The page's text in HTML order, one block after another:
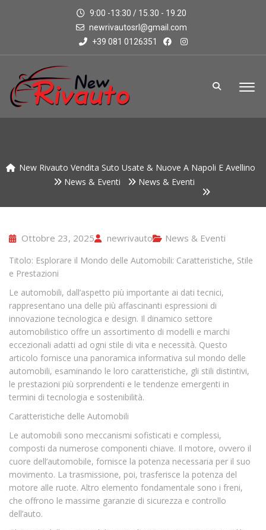
9:00 -13:30 / 15.30 - 19.20
newrivautosrl@gmail.com
+39 081 0126351
New Rivauto Vendita Suto Usate & Nuove A Napoli E Avellino
News & Eventi
News & Eventi
Ottobre 23, 2025 newrivauto News & Eventi
Titolo: Esplorare il Mondo delle Automobili: Caratteristiche, Stile
e Prestazioni
Le automobili, dall’aspetto più importante ai dati tecnici,
rappresentano una delle più affascinanti espressioni di
innovazione tecnologica e design. Il dinamico settore
automobilistico offre un assortimento di modelli e marchi
eccezionali adatti ad ogni stile di vita e necessità. Questo
articolo fornisce una panoramica informativa sul mondo delle
automobili, esaminando le loro caratteristiche, gli stili distintivi,
le prestazioni più sorprendenti e le tendenze emergenti in
termini di tecnologia e sostenibilità.
Caratteristiche delle Automobili
Le automobili sono meccanismi sofisticati e complessi,
composti da numerose componenti chiave. Il motore, ovvero il
cuore dell’automobile, fornisce la potenza necessaria per il suo
movimento. La trasmissione, poi, trasferisce la potenza del
motore alle ruote. Altro elemento fondamentale sono i freni,
che offrono le massime garanzie di sicurezza e controllo
dell’auto.